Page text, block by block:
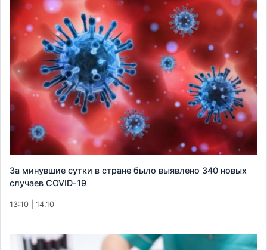
За минувшие сутки в стране было выявлено 340 новых
случаев COVID-19
13:10 | 14.10